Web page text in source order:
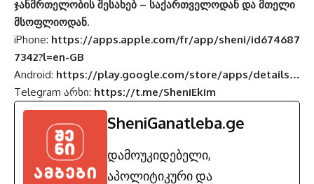
ჯანმრთელობის შესახებ – საქართველოდან და მთელი
მსოფლიოდან.
iPhone: https://apps.apple.com/fr/app/sheni/id674687
7342?l=en-GB
Android: https://play.google.com/store/apps/details…
Telegram არხი: https://t.me/SheniEkim
SheniGanatleba.ge
დამოუკიდებელი,
აპოლიტიკური და